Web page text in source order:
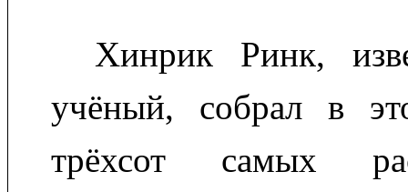
Хинрик Ринк,
учёный, собрал в
трёхсот самых